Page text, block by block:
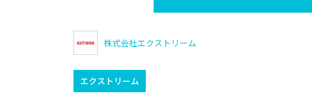
株式会社エクストリーム
エクストリーム